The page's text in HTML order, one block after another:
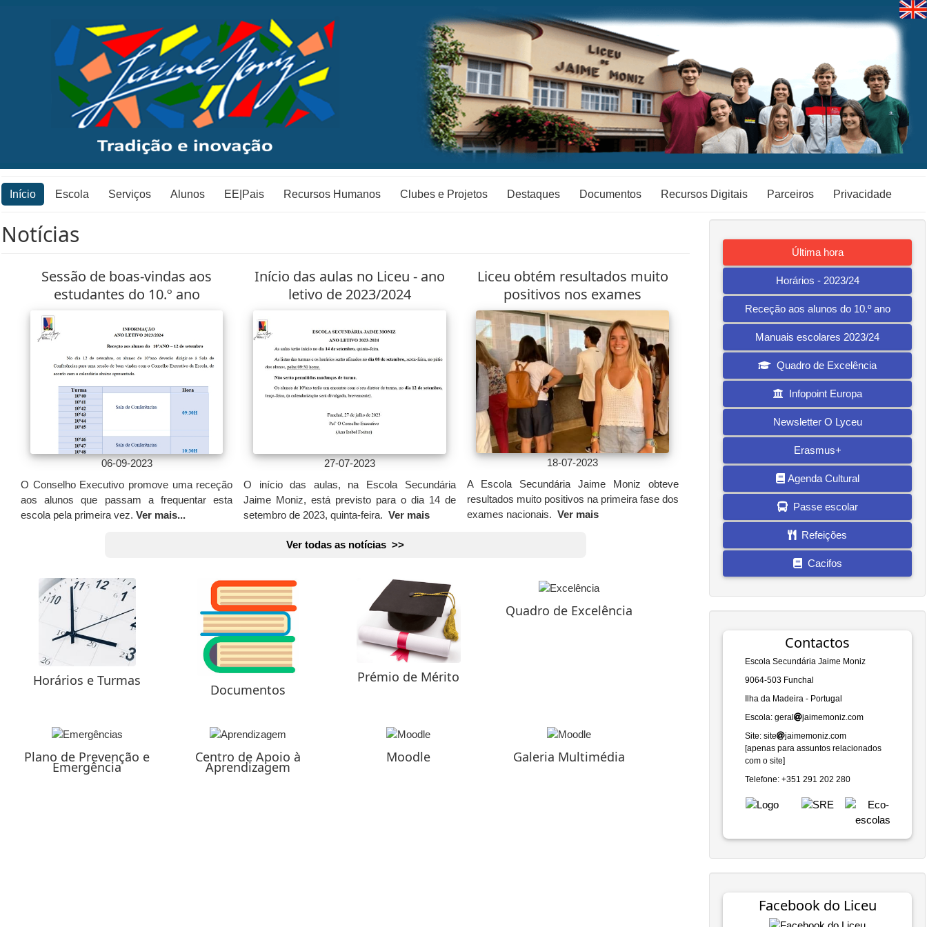
Início Escola Serviços Alunos EE|Pais Recursos Humanos Clubes e Projetos Destaques Documentos Recursos Digitais Parceiros Privacidade
Notícias
Sessão de boas-vindas aos
estudantes do 10.º ano
06-09-2023
O Conselho Executivo promove uma receção
aos alunos que passam a frequentar esta
escola pela primeira vez. Ver mais...
Início das aulas no Liceu - ano
letivo de 2023/2024
27-07-2023
O início das aulas, na Escola Secundária
Jaime Moniz, está previsto para o dia 14 de
setembro de 2023, quinta-feira.Ver mais
Liceu obtém resultados muito
positivos nos exames
18-07-2023
A Escola Secundária Jaime Moniz obteve
resultados muito positivos na primeira fase dos
exames nacionais. Ver mais
Ver todas as notícias >>
Horários e Turmas
Documentos
Prémio de Mérito
Quadro de Excelência
Plano de Prevenção e
Emergência
Centro de Apoio à
Aprendizagem
Moodle Galeria Multimédia
Última hora
Horários - 2023/24
Receção aos alunos do 10.º ano
Manuais escolares 2023/24
Quadro de Excelência
Infopoint Europa
Newsletter O Lyceu
Erasmus+
Agenda Cultural
Passe escolar
Refeições
Cacifos
Contactos
Escola Secundária Jaime Moniz
9064-503 Funchal
Ilha da Madeira - Portugal
Escola: geral
jaimemoniz.com
Site: site
jaimemoniz.com
[apenas para assuntos relacionados
com o site]
Telefone: +351 291 202 280
Facebook do Liceu